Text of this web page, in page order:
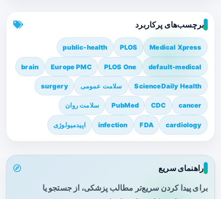
برچسب‌های پرکاربرد
Medical Xpress
PLOS
public-health
default-medical
PLOS One
Europe PMC
brain
ScienceDaily Health سلامت عمومی surgery
cancer
CDC
PubMed سلامت روان
cardiology
FDA
infection اپیدمیولوژی
راهنمای سریع
برای پیدا کردن سریع‌تر مطالب پزشکی، از جستجو یا